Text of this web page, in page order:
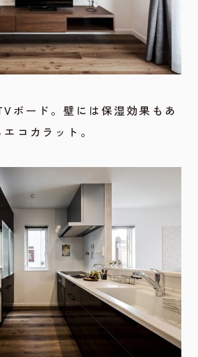
ボード。壁には保湿効果もあ
エコカラット。